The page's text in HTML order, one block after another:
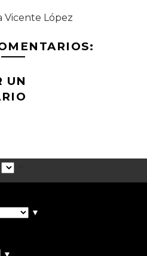
Vicente López
UN
▼